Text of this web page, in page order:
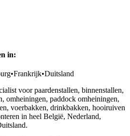
in:
•Frankrijk•Duitsland
voor paardenstallen, binnenstallen,
omheiningen, paddock omheiningen,
voerbakken, drinkbakken, hooiruiven
in heel België, Nederland,